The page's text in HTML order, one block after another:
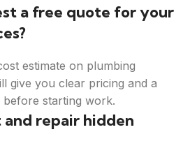
a free quote for your
estimate on plumbing
give you clear pricing and a
starting work.
repair hidden